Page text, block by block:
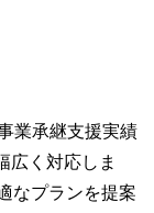
業承継支援実績
広く対応しま
なプランを提案